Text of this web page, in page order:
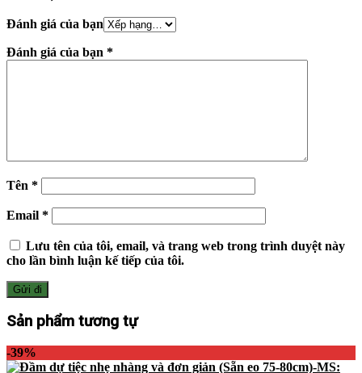
Đánh giá của bạn
Đánh giá của bạn *
Tên *
Email *
Lưu tên của tôi, email, và trang web trong trình duyệt này
cho lần bình luận kế tiếp của tôi.
Sản phẩm tương tự
-39%